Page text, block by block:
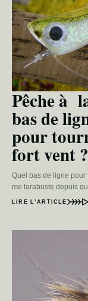
Pêche à
bas de
pour
fort vent ?
Quel bas de ligne pour
me tarabuste depuis
LIRE L’ARTICLE